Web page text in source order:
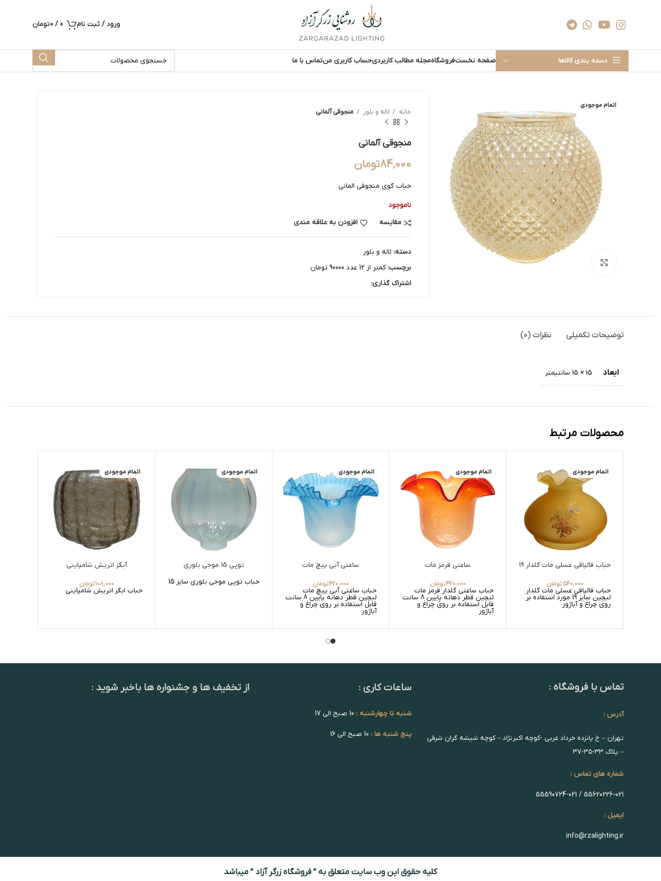
ورود / ثبت نام 0
/
0تومان
دسته بندی کالاها صفحه نخستفروشگاهمجله مطالب کاربردیحساب کاربری منتماس با ما
اتمام موجودی
خانه لاله و بلور منجوقی آلمانی
منجوقی آلمانی
84,000تومان
حباب گوی منجوقی المانی
ناموجود
مقایسه
افزودن به علاقه مندی
دسته: لاله و بلور
برچسب: کمتر از 12 عدد 90000 تومان
اشتراک گذاری:
توضیحات تکمیلی نظرات (0)
ابعاد 15 × 15 سانتیمتر
محصولات مرتبط
اتمام موجودی
حباب قالپاقی عسلی مات گلدار 19
540,000تومان
حباب قالپاقی عسلی مات گلدار
لبچین سایز 19 مورد استفاده بر
روی چراغ و آباژور
اتمام موجودی
ساعتی قرمز مات
420,000تومان
حباب ساعتی گلدار قرمز مات
لبچین قطر دهانه پایین 8 سانت
قابل استفاده بر روی چراغ و
آباژور
اتمام موجودی
ساعتی آبی پیچ مات
420,000تومان
حباب ساعتی آبی پیچ مات
لبچین قطر دهانه پایین 8 سانت
قابل استفاده بر روی چراغ و
آباژور
اتمام موجودی
توپی 15 موجی بلوری
حباب توپی موجی بلوری سایز 15
اتمام موجودی
آبگز اتریش شامپاینی
108,000تومان
حباب ابگز اتریش شامپاینی
تماس با فروشگاه :
آدرس :
تهران – خ پانزده خرداد غربی -کوچه اکبرنژاد – کوچه شیشه گران شرقی
– پلاک ۳۳-۳۵-۳۷
شماره های تماس :
55620226-021 / 55590724-021
ایمیل :
info@rzalighting.ir
ساعات کاری :
شنبه تا چهارشنبه :
پنج شنبه ها :
از تخفیف ها و جشنواره ها باخبر شوید :
کلیه حقوق این وب سایت متعلق به ” فروشگاه زرگر آزاد ” میباشد